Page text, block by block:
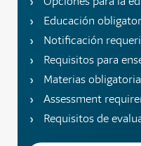
Educación
Notificación
Requisitos para
Materias
Assessment
Requisitos de